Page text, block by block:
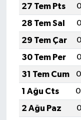
27 Tem Pts
28 Tem Sal
29 Tem Çar
30 Tem Per
31 Tem Cum
1 Ağu Cts
2 Ağu Paz